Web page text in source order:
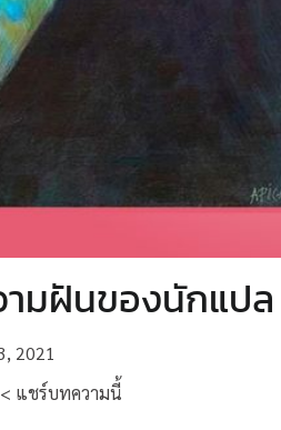
มฝันของนักแปล
2021
แชร์บทความนี้